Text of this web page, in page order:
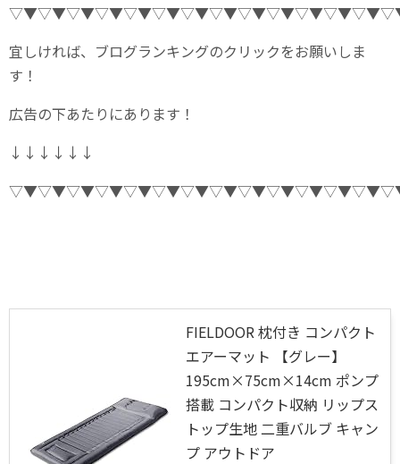
宜しければ、ブログランキングのクリックをお願いしま
す！
広告の下あたりにあります！
↓↓↓↓↓↓
FIELDOOR 枕付き コンパクト
エアーマット 【グレー】
195cm×75cm×14cm ポンプ
搭載 コンパクト収納 リップス
トップ生地 二重バルブ キャン
プ アウトドア